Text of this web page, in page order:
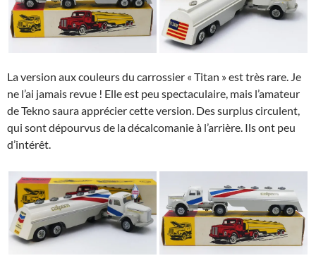
La version aux couleurs du carrossier « Titan » est très rare. Je
ne l’ai jamais revue ! Elle est peu spectaculaire, mais l’amateur
de Tekno saura apprécier cette version. Des surplus circulent,
qui sont dépourvus de la décalcomanie à l’arrière. Ils ont peu
d’intérêt.